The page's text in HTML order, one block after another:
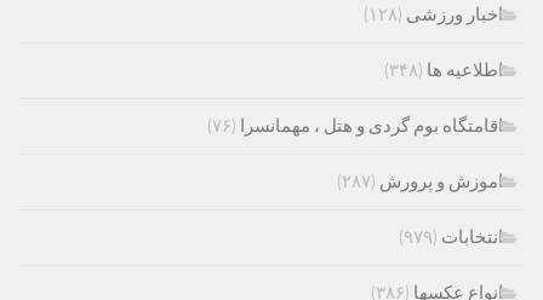
اخبار ورزشی (۱۲۸)
اطلاعیه ها (۳۴۸)
اقامتگاه بوم گردی و هتل ، مهمانسرا (۷۶)
اموزش و پرورش (۲۸۷)
انتخابات (۹۷۹)
انواع عکسها (۳۸۶)